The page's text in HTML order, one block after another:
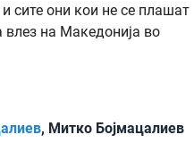
сите они кои не се плашат
влез на Македонија во
, Митко Бојмацалиев